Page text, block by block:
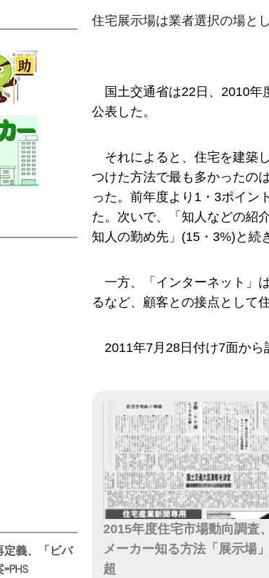
住宅展示場は業者選択の場と
国土交通省は22日、2010
公表した。
それによると、住宅を建築
つけた方法で最も多かったの
った。前年度より1・3ポイン
た。次いで、「知人などの紹
知人の勤め先」(15・3%)と続
一方、「インターネット」
るなど、顧客との接点として
2011年7月28日付け7面から
2015年度住宅市場動向調査
メーカー知る方法「展示場
超
義、「ビバ